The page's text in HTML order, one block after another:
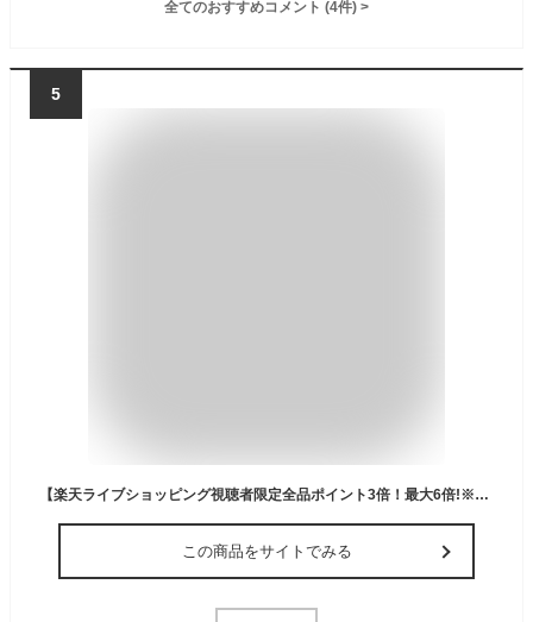
全てのおすすめコメント (4件) >
5
【楽天ライブショッピング視聴者限定全品ポイント3倍！最大6倍!※要エントリー 2023年11月18日19：30〜11月19日 9:59】 コールマン バーベキューコンロ ケースセット クールスパイダーステンレスグリル グランデ レッド + キャリーバックL 170-9430 + VP160509E02 Coleman
この商品をサイトでみる